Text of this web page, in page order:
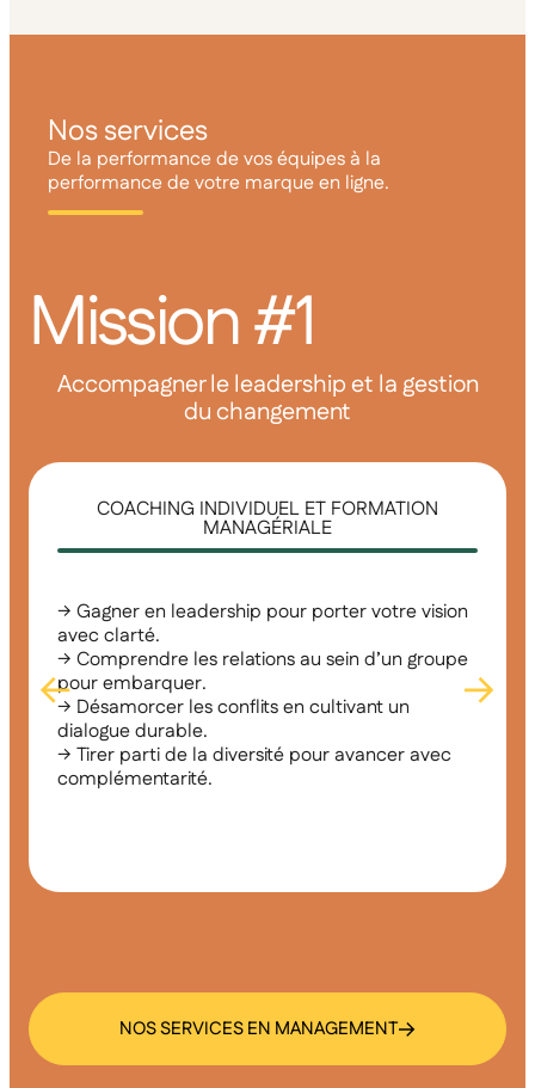
Nos services
De la performance de vos équipes à la
performance de votre marque en ligne.
Mission #1
Accompagner le leadership et la gestion
du changement
COACHING INDIVIDUEL ET FORMATION
MANAGÉRIALE
→ Gagner en leadership pour porter votre vision
avec clarté.
→ Comprendre les relations au sein d’un groupe
pour embarquer.
→ Désamorcer les conflits en cultivant un
dialogue durable.
→ Tirer parti de la diversité pour avancer avec
complémentarité.
NOS SERVICES EN MANAGEMENT